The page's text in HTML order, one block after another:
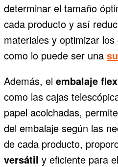
determinar el tamaño
cada producto y así
materiales y optimizar
como lo puede ser una
Además, el embalaje
como las cajas
papel acolchadas,
del embalaje según las
de cada producto,
versátil y eficiente para el